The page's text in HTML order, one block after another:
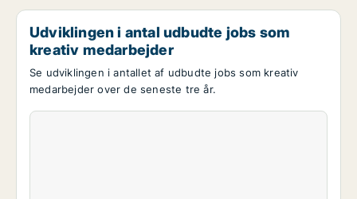
Udviklingen i antal udbudte jobs som
kreativ medarbejder
Se udviklingen i antallet af udbudte jobs som kreativ
medarbejder over de seneste tre år.